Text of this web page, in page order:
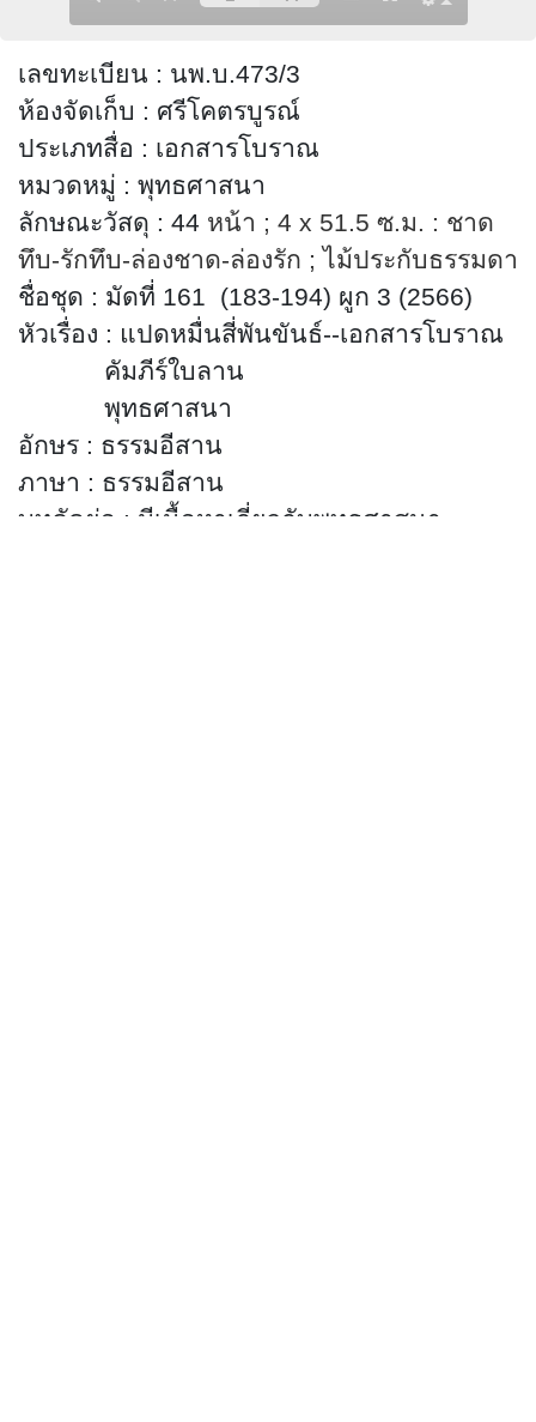
เลขทะเบียน : นพ.บ.473/3
ห้องจัดเก็บ : ศรีโคตรบูรณ์
ประเภทสื่อ : เอกสารโบราณ
หมวดหมู่ : พุทธศาสนา
ลักษณะวัสดุ : 44 หน้า ; 4 x 51.5 ซ.ม. : ชาด
ทึบ-รักทึบ-ล่องชาด-ล่องรัก ; ไม้ประกับธรรมดา
ชื่อชุด : มัดที่ 161 (183-194) ผูก 3 (2566)
หัวเรื่อง : แปดหมื่นสี่พันขันธ์--เอกสารโบราณ
คัมภีร์ใบลาน
พุทธศาสนา
อักษร : ธรรมอีสาน
ภาษา : ธรรมอีสาน
บทคัดย่อ : มีเนื้อหาเกี่ยวกับพุทธศาสนา